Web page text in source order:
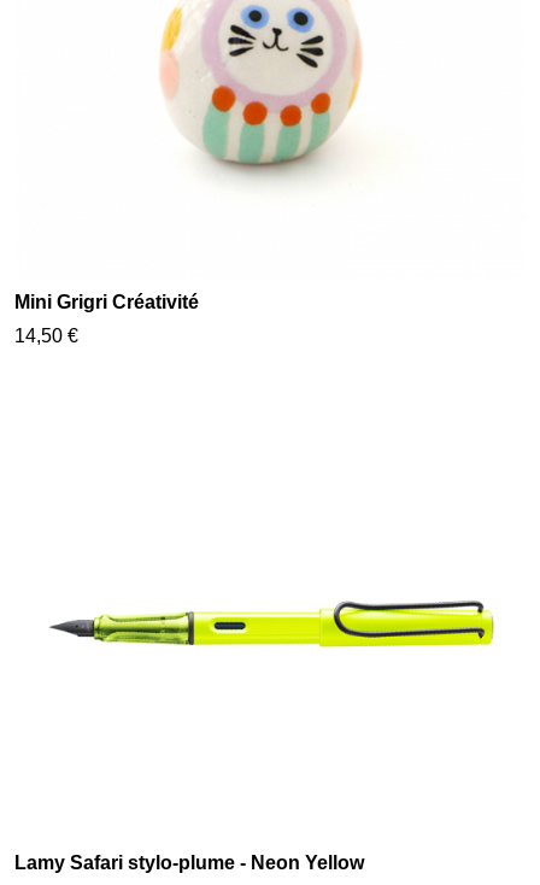
Mini Grigri Créativité
14,50 €
Lamy Safari stylo-plume - Neon Yellow